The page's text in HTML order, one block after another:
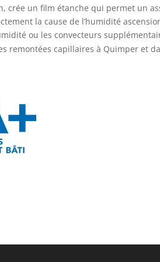
crée un film étanche qui permet un
la cause de l’humidité
ou les convecteurs
remontées capillaires à Quimper et